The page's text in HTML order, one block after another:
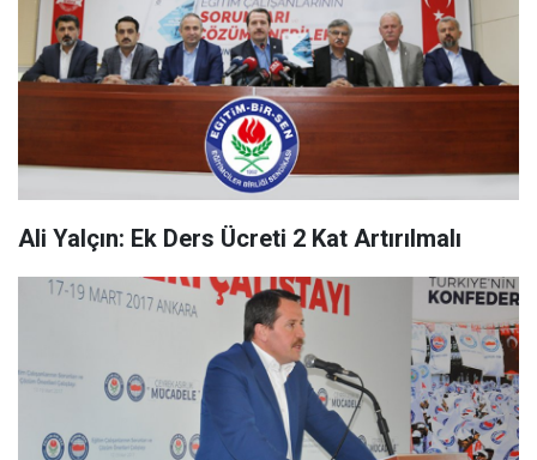
Ali Yalçın: Ek Ders Ücreti 2 Kat Artırılmalı